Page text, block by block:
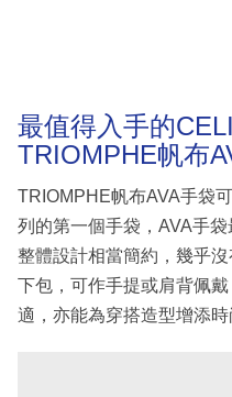
最值得入手的
TRIOMPHE帆布
TRIOMPHE帆布AVA手袋
列的第一個手袋，AVA手
整體設計相當簡約，幾乎
下包，可作手提或肩背佩
適，亦能為穿搭造型增添時